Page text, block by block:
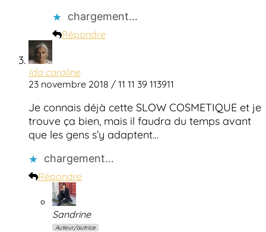
chargement…
Répondre
Ida caroline
23 novembre 2018 / 11 11 39 113911
Je connais déjà cette SLOW COSMETIQUE et je
trouve ça bien, mais il faudra du temps avant
que les gens s’y adaptent…
chargement…
Répondre
Sandrine
Auteur/autrice